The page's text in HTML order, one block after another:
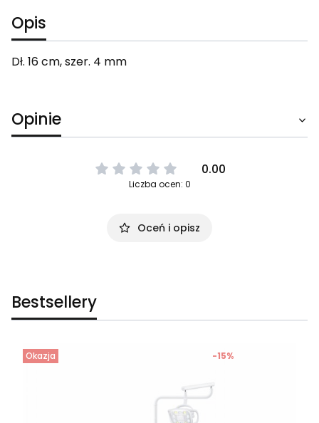
Opis
Dł. 16 cm, szer. 4 mm
Opinie
0.00
Liczba ocen: 0
Oceń i opisz
Bestsellery
Okazja -15%